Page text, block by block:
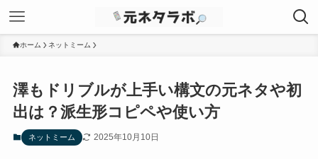
ホーム ネットミーム
澤もドリブルが上手い構文の元ネタや初
出は？派生形コピペや使い方
ネットミーム 2025年10月10日